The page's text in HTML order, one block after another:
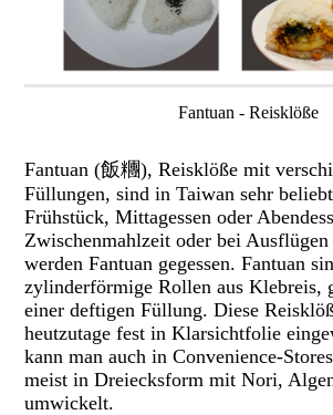
Fantuan - Reisklöße
Fantuan (飯糰), Reisklöße mit
Füllungen, sind in Taiwan sehr
Frühstück, Mittagessen oder
Zwischenmahlzeit oder bei
werden Fantuan gegessen. Fantuan
zylinderförmige Rollen aus Klebreis,
einer deftigen Füllung. Diese
heutzutage fest in Klarsichtfolie
kann man auch in Convenience-
meist in Dreiecksform mit Nori,
umwickelt.